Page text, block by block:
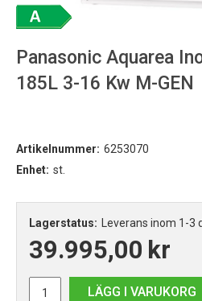
Panasonic Aquarea
185L 3-16 Kw M-GEN
Artikelnummer: 6253070
Enhet: st.
Lagerstatus: Leverans inom 1-3
39.995,00 kr
LÄGG I VARUKORG